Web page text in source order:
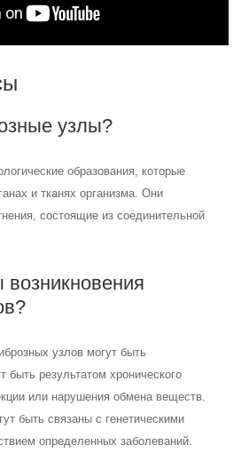
узлы?
образования, которые
и тканях организма. Они
состоящие из соединительной
узлов могут быть
быть результатом хронического
или нарушения обмена веществ.
быть связаны с генетическими
определенных заболеваний.